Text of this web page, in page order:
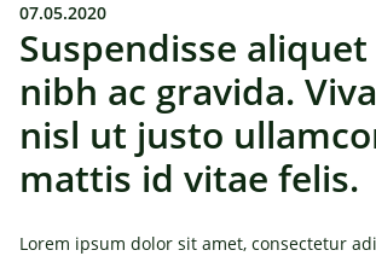
07.05.2020
Suspendisse aliquet
nibh ac gravida.
nisl ut justo
mattis id vitae felis.
Lorem ipsum dolor sit amet, consectetur